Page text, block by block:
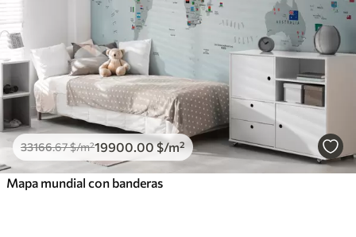
33166.67$/m²19900.00$/m²
Mapa mundial con banderas